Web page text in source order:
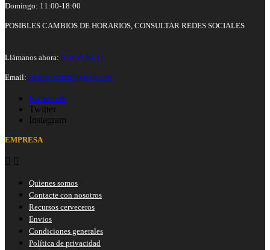
Domingo: 11:00-18:00
POSIBLES CAMBIOS DE HORARIOS, CONSULTAR REDES SOCIALES
Llámanos ahora: 910 59 94 11
Email: labirratorium@gmail.com
Facebook
Twitter
Instagram
EMPRESA
 
Quienes somos
Contacte con nosotros
Recursos cerveceros
Envios
Condiciones generales
Política de privacidad